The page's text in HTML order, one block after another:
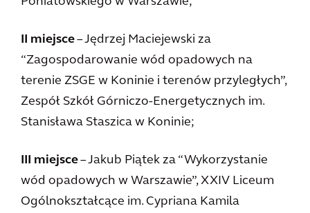
II miejsce– Jędrzej Maciejewski za
“Zagospodarowanie wód opadowych na
terenie ZSGE w Koninie i terenów przyległych”,
Zespół Szkół Górniczo-Energetycznych im.
Stanisława Staszica w Koninie;
III miejsce– Jakub Piątek za “Wykorzystanie
wód opadowych w Warszawie”, XXIV Liceum
Ogólnokształcące im. Cypriana Kamila